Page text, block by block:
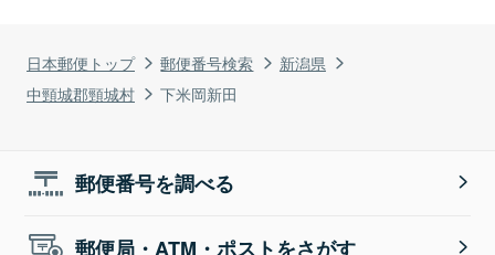
日本郵便トップ 郵便番号検索
新潟県
中頸城郡頸城村
下米岡新田
郵便番号を調べる
郵便局・ATM・ポストをさがす